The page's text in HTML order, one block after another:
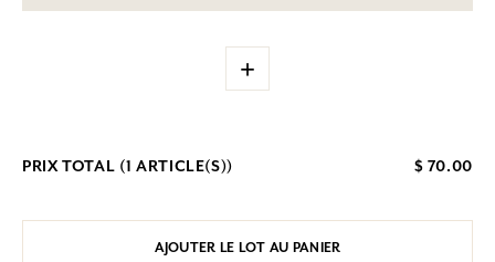
+
PRIX TOTAL (1 ARTICLE(S)) $ 70.00
AJOUTER LE LOT AU PANIER